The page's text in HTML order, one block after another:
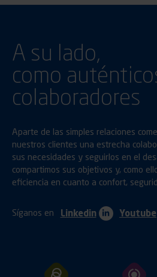
A su lado,
como
colaboradores
Aparte de las simples relaciones
nuestros clientes una estrecha
sus necesidades y seguirlos en el
compartimos sus objetivos y, como
eficiencia en cuanto a confort,
Síganos en Linkedin Youtube